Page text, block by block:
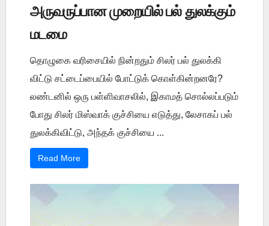
அருவருப்பான முறையில் பல் துலக்கும்
மடமை
தொழுகை வரிசையில் நின்றதும் சிலர் பல் துலக்கி
விட்டு சட்டைப்பையில் போட்டுக் கொள்கின்றனரே?
லண்டனில் ஒரு பள்ளிவாசலில், இகாமத் சொல்லப்படும்
போது சிலர் மிஸ்வாக் குச்சியை எடுத்து, லேசாகப் பல்
துலக்கிவிட்டு, அந்தக் குச்சியை ...
Read More